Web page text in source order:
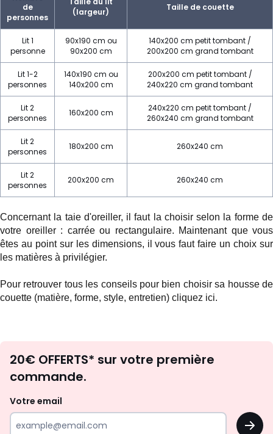
de
personnes
(largeur)
Taille de couette
Lit 1
personne
90x190 cm ou
90x200 cm
140x200 cm petit tombant /
200x200 cm grand tombant
Lit 1-2
personnes
140x190 cm ou
140x200 cm
200x200 cm petit tombant /
240x220 cm grand tombant
Lit 2
personnes
160x200 cm
240x220 cm petit tombant /
260x240 cm grand tombant
Lit 2
personnes
180x200 cm 260x240 cm
Lit 2
personnes
200x200 cm 260x240 cm
Concernant la taie d'oreiller, il faut la choisir selon la forme de
votre oreiller: carrée ou rectangulaire. Maintenant que vous
êtes au point sur les dimensions, il vous faut faire un choix sur
les matières à privilégier.
Pour retrouver tous les conseils pour bien choisir sa housse de
couette (matière, forme, style, entretien) cliquez ici.
d'inspirations
surprises?
20€ OFFERTS* sur votre première
commande.
Votre email
OK